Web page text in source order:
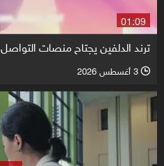
01:09
ترند الدلفين يجتاح منصات التواصل
l 3 أغسطس 2026